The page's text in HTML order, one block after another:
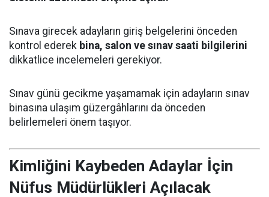
Sınava girecek adayların giriş belgelerini önceden
kontrol ederek bina, salon ve sınav saati bilgilerini
dikkatlice incelemeleri gerekiyor.
Sınav günü gecikme yaşamamak için adayların sınav
binasına ulaşım güzergâhlarını da önceden
belirlemeleri önem taşıyor.
Kimliğini Kaybeden Adaylar İçin
Nüfus Müdürlükleri Açılacak